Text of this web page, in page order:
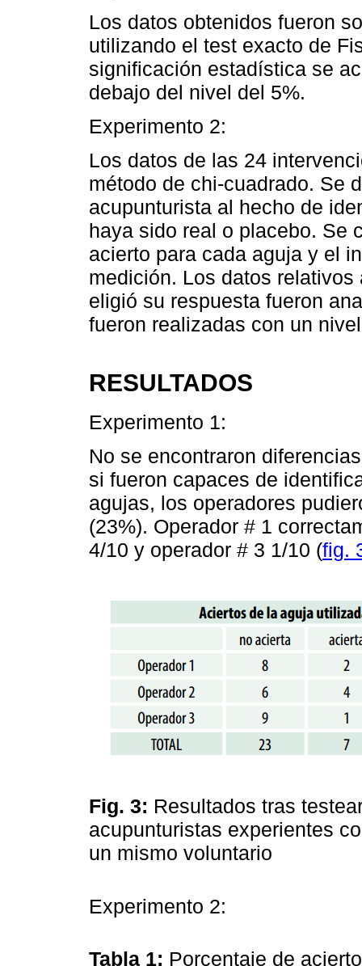
Los datos obtenidos fueron
utilizando el test exacto de
significación estadística se
debajo del nivel del 5%.
Experimento 2:
Los datos de las 24
método de chi-cuadrado. Se
acupunturista al hecho de
haya sido real o placebo. Se
acierto para cada aguja y el
medición. Los datos
eligió su respuesta fueron
fueron realizadas con un
RESULTADOS
Experimento 1:
No se encontraron
si fueron capaces de
agujas, los operadores
(23%). Operador # 1
4/10 y operador # 3 1/10 (fig.
Fig. 3: Resultados tras
acupunturistas experientes
un mismo voluntario
Experimento 2:
Tabla 1: Porcentaje de